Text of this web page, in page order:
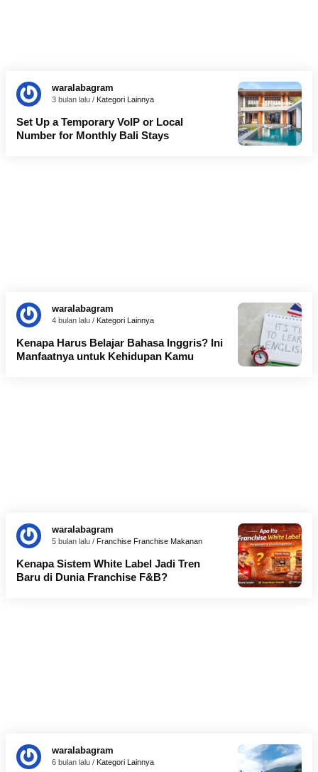
waralabagram
3 bulan lalu / Kategori Lainnya
Set Up a Temporary VoIP or Local
Number for Monthly Bali Stays
waralabagram
4 bulan lalu / Kategori Lainnya
Kenapa Harus Belajar Bahasa Inggris? Ini
Manfaatnya untuk Kehidupan Kamu
waralabagram
5 bulan lalu / Franchise Franchise Makanan
Kenapa Sistem White Label Jadi Tren
Baru di Dunia Franchise F&B?
waralabagram
6 bulan lalu / Kategori Lainnya